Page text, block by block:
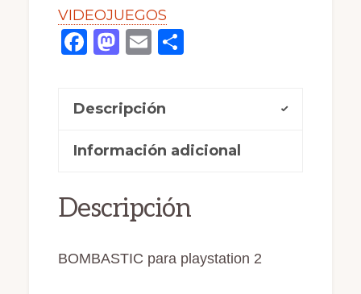
precintado
Pal
VIDEOJUEGOS
F
e
b
o
k
M
o
d
n
E
l
C
ar
r
Descripción
Información adicional
Descripción
BOMBASTIC para playstation 2